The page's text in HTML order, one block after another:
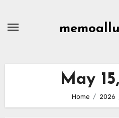
May
Home 2026